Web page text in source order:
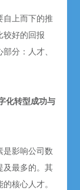
自上而下的推
较好的回报
分：人才、
化转型成功与
是影响公司数
及最多的。其
核心人才。